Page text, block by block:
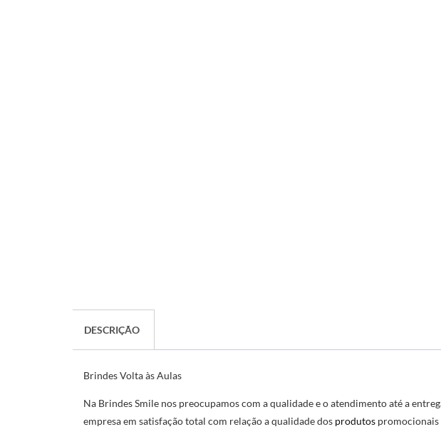
DESCRIÇÃO
Brindes Volta às Aulas
Na Brindes Smile nos preocupamos com a qualidade e o atendimento até a
empresa em satisfação total com relação a qualidade dos produtos promocionais